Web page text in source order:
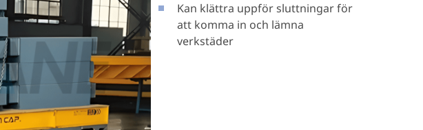
Kan klättra uppför sluttningar för
att komma in och lämna
verkstäder